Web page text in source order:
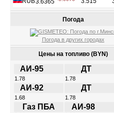
Погода
Погода в других городах
Цены на топливо (BYN)
АИ-95 ДТ
1.78 1.78
АИ-92 ДТ
1.68 1.78
Газ ПБА АИ-98